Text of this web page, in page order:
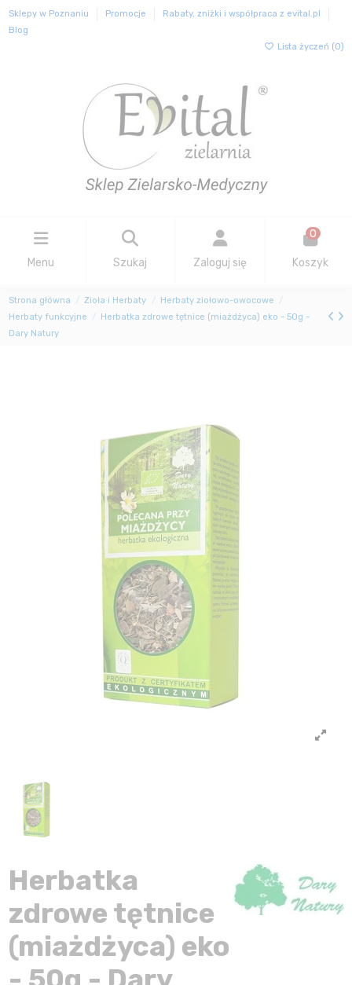
Sklepy w Poznaniu Promocje
Rabaty, zniżki i współpraca z evital.pl
Blog
Lista życzeń (0)
Menu Szukaj Zaloguj się
0
Koszyk
Strona główna Zioła i Herbaty
Herbaty ziołowo-owocowe
Herbaty funkcyjne
Herbatka zdrowe tętnice (miażdżyca) eko - 50g -
Dary Natury
Herbatka
zdrowe tętnice
(miażdżyca) eko